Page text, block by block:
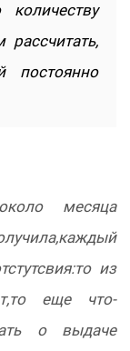
постоянно
месяца
из
еще что-
о выдаче